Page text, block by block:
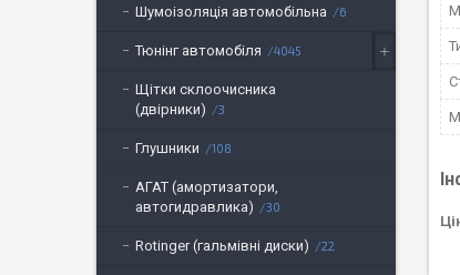
Шумоізоляція автомобільна 6
Тюнінг автомобіля 4045
Щітки склоочисника
(двірники)
3
Глушники 108
АГАТ (амортизатори,
автогидравлика)
30
Rotinger (гальмівні диски) 22